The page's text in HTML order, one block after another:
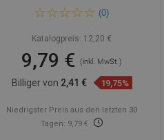
mit Sedimentfänger, gold -
(0)
Katalogpreis: 12,20 €
9,79 € (inkl. MwSt.)
Billiger von 2,41 € 19,75%
Niedrigster Preis aus den letzten 30
Tagen: 9,79 €